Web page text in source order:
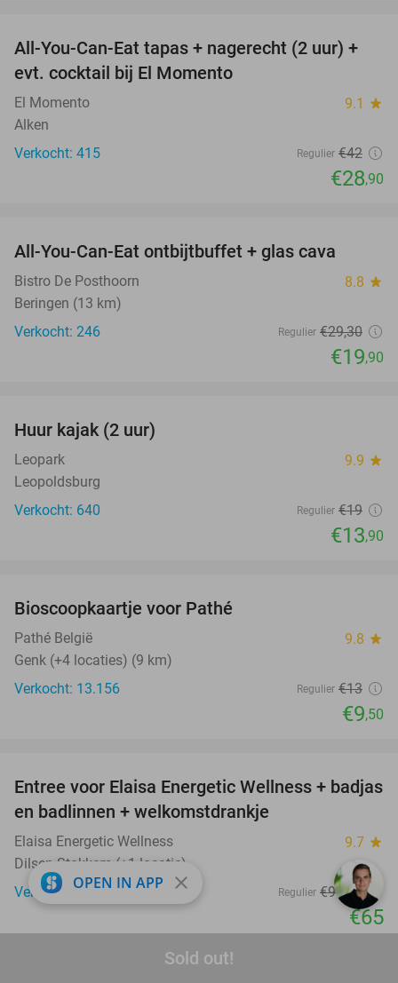
Sold out!
31%
All-You-Can-Eat tapas + nagerecht (2 uur) +
evt. cocktail bij El Momento
El Momento 9.1 star
Alken
Verkocht: 415
Regulier €42
€28,90
All-You-Can-Eat ontbijtbuffet + glas cava
Bistro De Posthoorn 8.8 star
Beringen (13 km)
Verkocht: 246
Regulier €29,30
€19,90
Huur kajak (2 uur)
Leopark 9.9 star
Leopoldsburg
Verkocht: 640
Regulier €19
€13,90
Bioscoopkaartje voor Pathé
Pathé België 9.8 star
Genk (+4 locaties) (9 km)
Verkocht: 13.156
Regulier €13
€9,50
34%
Entree voor Elaisa Energetic Wellness + badjas
en badlinnen + welkomstdrankje
Elaisa Energetic Wellness 9.7 star
Dilsen-Stokkem (+1 locatie)
Verkocht: 1.615
Regulier €98,50
€65
OPEN IN APP close